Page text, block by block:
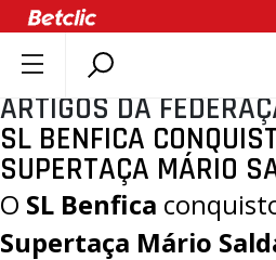
SOBRE A FPB
DOCUMENTOS
ÚLTIMAS
COMPETIÇÕES
ARTIGOS DA
SL BENFICA
SUPERTAÇA MÁRIO
O SL Benfica
Supertaça Mário